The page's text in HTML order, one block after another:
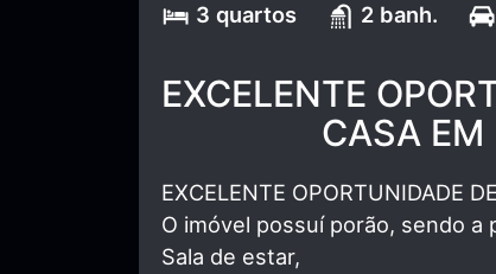
3 quartos 2 banh.
EXCELENTE
CASA
EXCELENTE OPORTUNIDADE
O imóvel possuí porão, sendo a
Sala de estar,